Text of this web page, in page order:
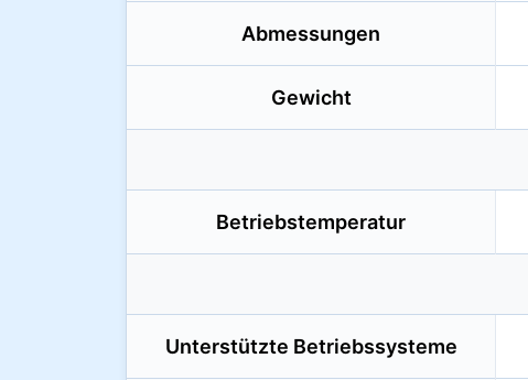
Abmessungen
Gewicht
Betriebstemperatur
Unterstützte Betriebssysteme